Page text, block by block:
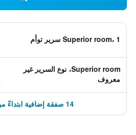
Superior room، 1 سرير توأم
Superior room، نوع السرير غير
معروف
14 صفقة إضافية ابتداءً من 561 ﷼